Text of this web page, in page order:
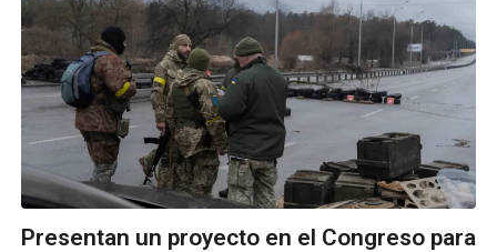
Presentan un proyecto en el Congreso para